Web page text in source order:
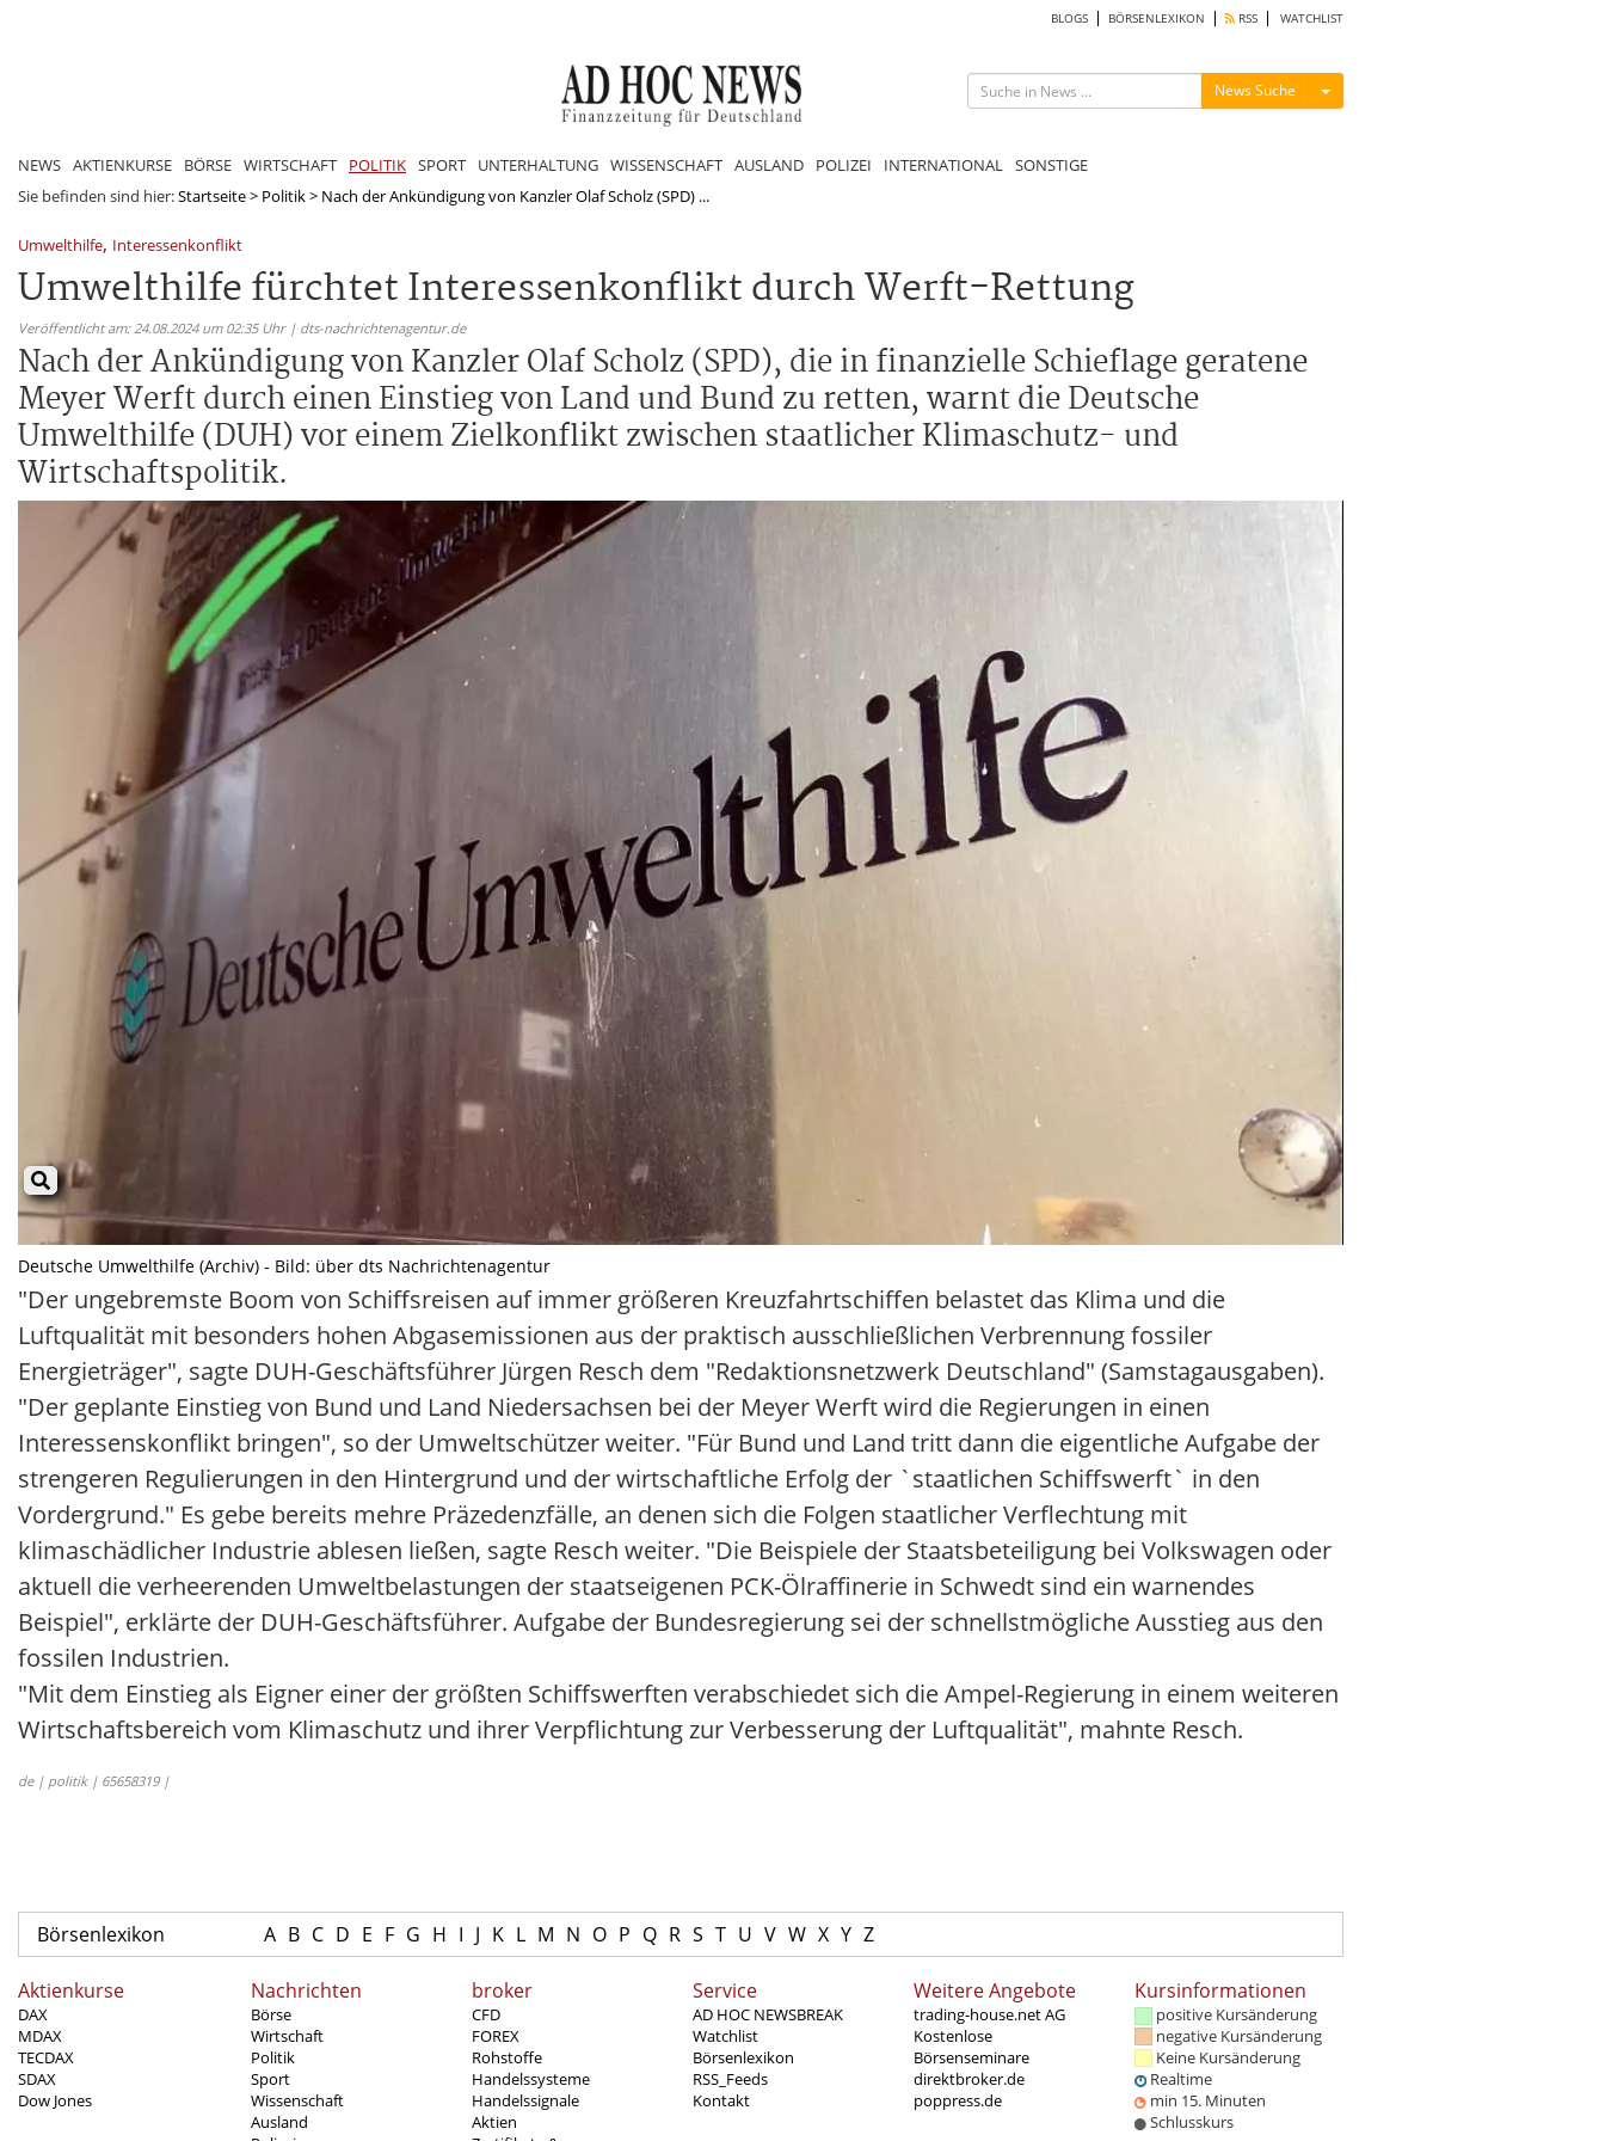
BLOGS BÖRSENLEXIKON RSS WATCHLIST
News Suche Menü ein-/ausblenden
NEWS AKTIENKURSE BÖRSE WIRTSCHAFT POLITIK SPORT UNTERHALTUNG WISSENSCHAFT AUSLAND POLIZEI INTERNATIONAL SONSTIGE
Sie befinden sind hier:Startseite> Politik> Nach der Ankündigung von Kanzler Olaf Scholz (SPD) ...
Umwelthilfe, Interessenkonflikt
Umwelthilfe fürchtet Interessenkonflikt durch Werft-Rettung
Veröffentlicht am: 24.08.2024 um 02:35 Uhr | dts-nachrichtenagentur.de
Nach der Ankündigung von Kanzler Olaf Scholz (SPD), die in finanzielle Schieflage geratene
Meyer Werft durch einen Einstieg von Land und Bund zu retten, warnt die Deutsche
Umwelthilfe (DUH) vor einem Zielkonflikt zwischen staatlicher Klimaschutz- und
Wirtschaftspolitik.
Deutsche Umwelthilfe (Archiv) - Bild: über dts Nachrichtenagentur
"Der ungebremste Boom von Schiffsreisen auf immer größeren Kreuzfahrtschiffen belastet das Klima und die
Luftqualität mit besonders hohen Abgasemissionen aus der praktisch ausschließlichen Verbrennung fossiler
Energieträger", sagte DUH-Geschäftsführer Jürgen Resch dem "Redaktionsnetzwerk Deutschland" (Samstagausgaben).
"Der geplante Einstieg von Bund und Land Niedersachsen bei der Meyer Werft wird die Regierungen in einen
Interessenskonflikt bringen", so der Umweltschützer weiter. "Für Bund und Land tritt dann die eigentliche Aufgabe der
strengeren Regulierungen in den Hintergrund und der wirtschaftliche Erfolg der `staatlichen Schiffswerft` in den
Vordergrund." Es gebe bereits mehre Präzedenzfälle, an denen sich die Folgen staatlicher Verflechtung mit
klimaschädlicher Industrie ablesen ließen, sagte Resch weiter. "Die Beispiele der Staatsbeteiligung bei Volkswagen oder
aktuell die verheerenden Umweltbelastungen der staatseigenen PCK-Ölraffinerie in Schwedt sind ein warnendes
Beispiel", erklärte der DUH-Geschäftsführer. Aufgabe der Bundesregierung sei der schnellstmögliche Ausstieg aus den
fossilen Industrien.
"Mit dem Einstieg als Eigner einer der größten Schiffswerften verabschiedet sich die Ampel-Regierung in einem weiteren
Wirtschaftsbereich vom Klimaschutz und ihrer Verpflichtung zur Verbesserung der Luftqualität", mahnte Resch.
de | politik | 65658319 |
Börsenlexikon A B C D E F G H I J K L M N O P Q R S T U V W X Y Z
Aktienkurse
DAX
MDAX
TECDAX
SDAX
Dow Jones
Nachrichten
Börse
Wirtschaft
Politik
Sport
Wissenschaft
Ausland
broker
CFD
FOREX
Rohstoffe
Handelssysteme
Handelssignale
Aktien
Service
AD HOC NEWSBREAK
Watchlist
Börsenlexikon
RSS_Feeds
Kontakt
Weitere Angebote
trading-house.net AG
Kostenlose
Börsenseminare
direktbroker.de
poppress.de
Kursinformationen
positive Kursänderung
negative Kursänderung
Keine Kursänderung
Realtime
min 15. Minuten
Schlusskurs